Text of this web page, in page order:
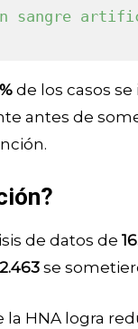
sangre
de los casos
antes de
de datos de
2.463 se
la HNA logra